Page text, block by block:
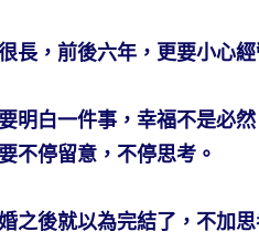
長，前後六年，更要小心經
明白一件事，幸福不是必
不停留意，不停思考。
之後就以為完結了，不加